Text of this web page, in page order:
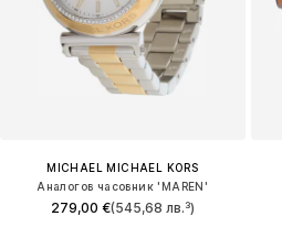
MICHAEL MICHAEL KORS
Аналогов часовник 'MAREN'
279,00 €(545,68 лв.³)